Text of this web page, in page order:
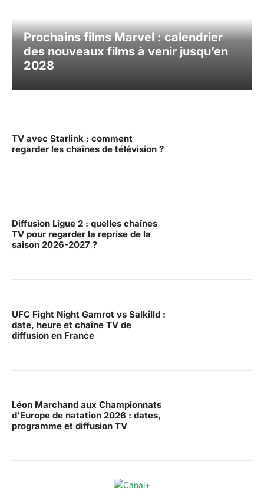
Prochains films Marvel : calendrier
des nouveaux films à venir jusqu’en
2028
TV avec Starlink : comment
regarder les chaînes de télévision ?
Diffusion Ligue 2 : quelles chaînes
TV pour regarder la reprise de la
saison 2026-2027 ?
UFC Fight Night Gamrot vs Salkilld :
date, heure et chaîne TV de
diffusion en France
Léon Marchand aux Championnats
d’Europe de natation 2026 : dates,
programme et diffusion TV